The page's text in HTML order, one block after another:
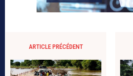
ARTICLE PRÉCÉDENT